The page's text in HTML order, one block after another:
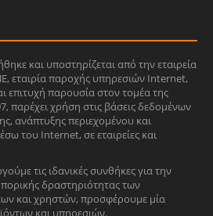
και υποστηρίζεται από την εταιρεία
εταιρία παροχής υπηρεσιών Internet,
επιτυχή παρουσία στον τομέα της
παρέχει χρήση στις βάσεις δεδομένων
ανάπτυξης περιεχομένου και
του Internet, σε εταιρείες και
τις ιδανικές συνθήκες για την
δραστηριότητας των
και χρηστών, προσφέρουμε μία
και υπηρεσιών.